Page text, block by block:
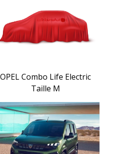
OPEL Combo Life Electric
Taille M